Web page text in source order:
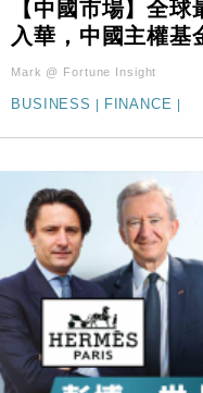
【中國市場】全
入華，中國主權基
Mark @ Fortune Insight
BUSINESS | FINANCE |